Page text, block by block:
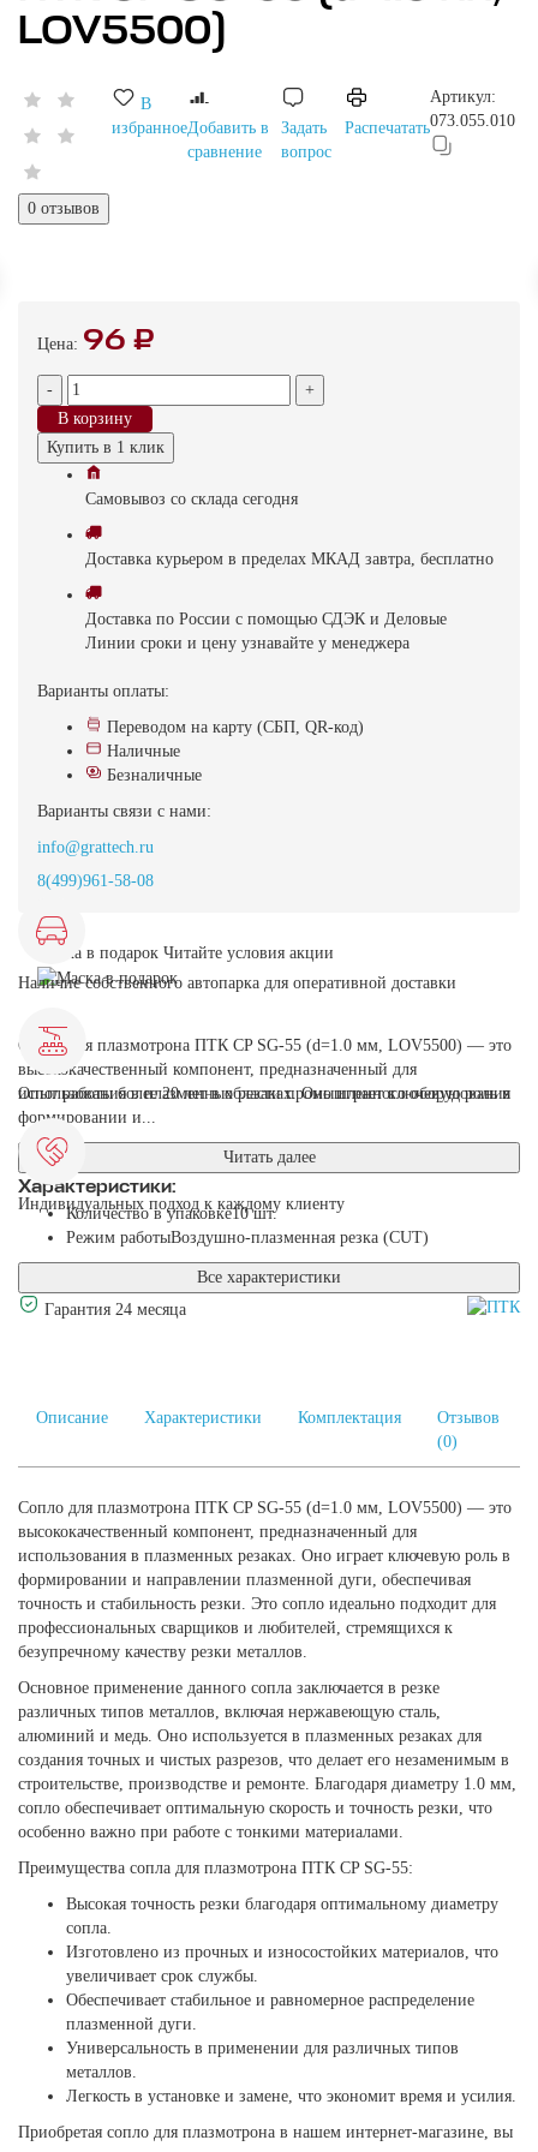
LOV5500)
0 отзывов
В
избранноеДобавить в
сравнение
Задать
вопрос
Распечатать
Артикул:
073.055.010
Цена: 96 ₽
-
+
В корзину
Купить в 1 клик
Самовывоз со склада cегодня
Доставка курьером в пределах МКАД завтра, бесплатно
Доставка по России с помощью СДЭК и Деловые
Линии сроки и цену узнавайте у менеджера
Варианты оплаты:
Переводом на карту (СБП, QR-код)
Наличные
Безналичные
Варианты связи с нами:
info@grattech.ru
8(499)961-58-08
Маска в подарок Читайте условия акции
Сопло для плазмотрона ПТК CP SG-55 (d=1.0 мм, LOV5500) — это
высококачественный компонент, предназначенный для
использования в плазменных резаках. Оно играет ключевую роль в
формировании и...
Читать далее
Характеристики:
Количество в упаковке10 шт.
Режим работыВоздушно-плазменная резка (CUT)
Все характеристики
Гарантия 24 месяца
Наличие собственного автопарка для оперативной доставки
Опыт работы более 20 лет в области промышленного оборудования
Индивидуальных подход к каждому клиенту
Описание Характеристики Комплектация
Отзывов
(0)
Сопло для плазмотрона ПТК CP SG-55 (d=1.0 мм, LOV5500) — это
высококачественный компонент, предназначенный для
использования в плазменных резаках. Оно играет ключевую роль в
формировании и направлении плазменной дуги, обеспечивая
точность и стабильность резки. Это сопло идеально подходит для
профессиональных сварщиков и любителей, стремящихся к
безупречному качеству резки металлов.
Основное применение данного сопла заключается в резке
различных типов металлов, включая нержавеющую сталь,
алюминий и медь. Оно используется в плазменных резаках для
создания точных и чистых разрезов, что делает его незаменимым в
строительстве, производстве и ремонте. Благодаря диаметру 1.0 мм,
сопло обеспечивает оптимальную скорость и точность резки, что
особенно важно при работе с тонкими материалами.
Преимущества сопла для плазмотрона ПТК CP SG-55:
Высокая точность резки благодаря оптимальному диаметру
сопла.
Изготовлено из прочных и износостойких материалов, что
увеличивает срок службы.
Обеспечивает стабильное и равномерное распределение
плазменной дуги.
Универсальность в применении для различных типов
металлов.
Легкость в установке и замене, что экономит время и усилия.
Приобретая сопло для плазмотрона в нашем интернет-магазине, вы